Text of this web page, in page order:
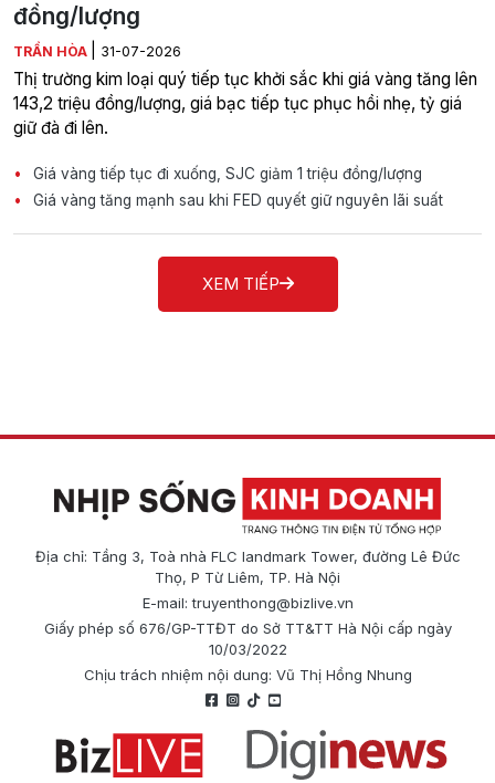
đồng/lượng
TRẦN HÒA 31-07-2026
Thị trường kim loại quý tiếp tục khởi sắc khi giá vàng tăng lên
143,2 triệu đồng/lượng, giá bạc tiếp tục phục hồi nhẹ, tỷ giá
giữ đà đi lên.
Giá vàng tiếp tục đi xuống, SJC giảm 1 triệu đồng/lượng
Giá vàng tăng mạnh sau khi FED quyết giữ nguyên lãi suất
XEM TIẾP
Địa chỉ: Tầng 3, Toà nhà FLC landmark Tower, đường Lê Đức
Thọ, P Từ Liêm, TP. Hà Nội
E-mail:truyenthong@bizlive.vn
Giấy phép số 676/GP-TTĐT do Sở TT&TT Hà Nội cấp ngày
10/03/2022
Chịu trách nhiệm nội dung: Vũ Thị Hồng Nhung